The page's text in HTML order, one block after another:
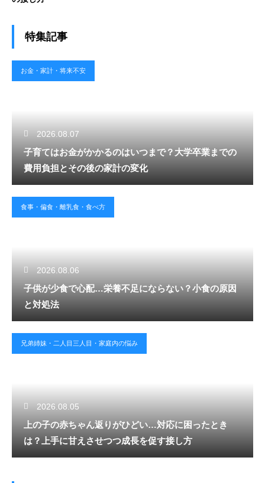
特集記事
お金・家計・将来不安
2026.08.07
子育てはお金がかかるのはいつまで？大学卒業までの
費用負担とその後の家計の変化
食事・偏食・離乳食・食べ方
2026.08.06
子供が少食で心配…栄養不足にならない？小食の原因
と対処法
兄弟姉妹・二人目三人目・家庭内の悩み
2026.08.05
上の子の赤ちゃん返りがひどい…対応に困ったとき
は？上手に甘えさせつつ成長を促す接し方